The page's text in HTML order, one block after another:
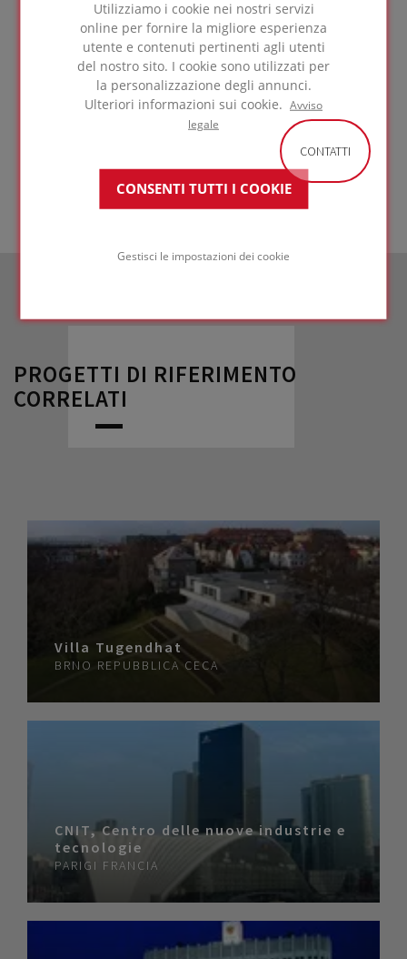
Utilizziamo i cookie nei nostri servizi
online per fornire la migliore esperienza
utente e contenuti pertinenti agli utenti
del nostro sito. I cookie sono utilizzati per
la personalizzazione degli annunci.
Ulteriori informazioni sui cookie. Avviso
legale
CONSENTI TUTTI I COOKIE
Gestisci le impostazioni dei cookie
Tetto ispezionabile su calcestruzzo
con membrana di
protezione anti-UV
VAI ALLA
PROGETTI DI RIFERIMENTO
CORRELATI
Villa Tugendhat
BRNO REPUBBLICA CECA
CNIT, Centro delle nuove industrie e
tecnologie
PARIGI FRANCIA
CONTATTI